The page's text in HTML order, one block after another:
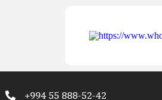
+994 55 888-52-42